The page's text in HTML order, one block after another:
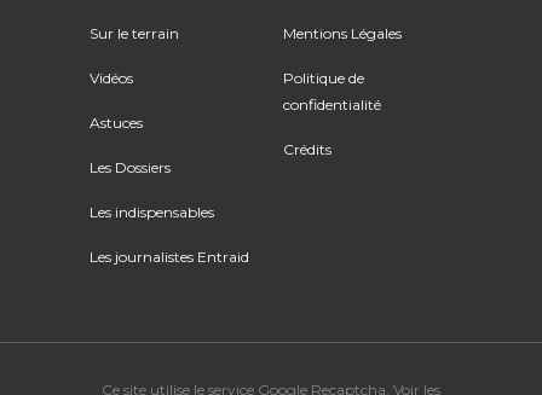
Sur le terrain
Vidéos
Astuces
Les Dossiers
Les indispensables
Les journalistes Entraid
Mentions Légales
Politique de
confidentialité
Crédits
Ce site utilise le service Google Recaptcha. Voir les